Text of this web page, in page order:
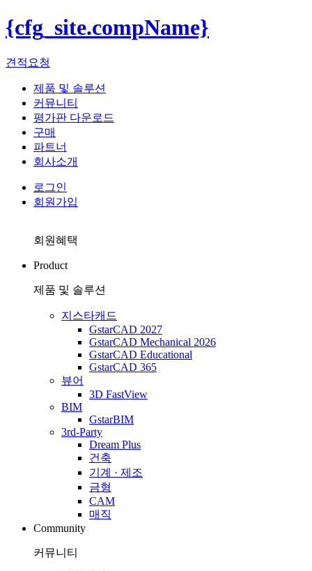
{cfg_site.compName}
견적요청
제품 및 솔루션
커뮤니티
평가판 다운로드
구매
파트너
회사소개
로그인
회원가입
회원혜택
Product
제품 및 솔루션
지스타캐드
GstarCAD 2027
GstarCAD Mechanical 2026
GstarCAD Educational
GstarCAD 365
뷰어
3D FastView
BIM
GstarBIM
3rd-Party
Dream Plus
건축
기계 · 제조
금형
CAM
매직
Community
커뮤니티